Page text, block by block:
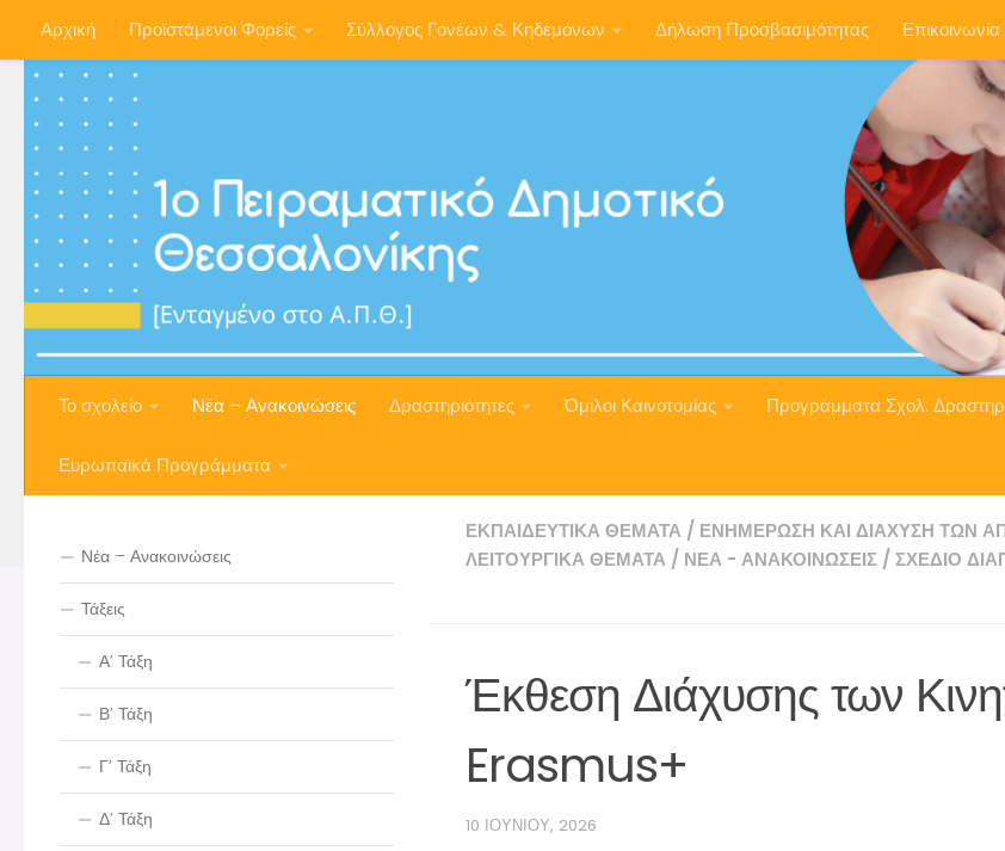
Skip to content
Αρχική Προϊστάμενοι Φορείς Σύλλογος Γονέων & Κηδεμόνων Δήλωση Προσβασιμότητας Επικοινωνία
Το σχολείο Νέα – Ανακοινώσεις Δραστηριότητες Όμιλοι Καινοτομίας Προγράμματα Σχολ.
Ευρωπαϊκά Προγράμματα
ΕΚΠΑΙΔΕΥΤΙΚΆ ΘΈΜΑΤΑ / ΕΝΗΜΈΡΩΣΗ ΚΑΙ ΔΙΆΧΥΣΗ ΤΩΝ
ΛΕΙΤΟΥΡΓΙΚΆ ΘΈΜΑΤΑ / ΝΈΑ - ΑΝΑΚΟΙΝΏΣΕΙΣ /ΣΧΈΔΙΟ
Έκθεση Διάχυσης των
Erasmus+
10 ΙΟΥΝΊΟΥ, 2026
Νέα – Ανακοινώσεις
Τάξεις
Α’ Τάξη
Β’ Τάξη
Γ’ Τάξη
Δ’ Τάξη